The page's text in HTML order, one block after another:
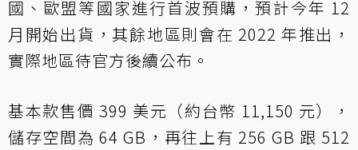
國、歐盟等國家進行首波預購，預計今年 12
月開始出貨，其餘地區則會在 2022 年推出，
實際地區待官方後續公布。
基本款售價 399 美元（約台幣 11,150 元），
儲存空間為 64 GB，再往上有 256 GB 跟 512